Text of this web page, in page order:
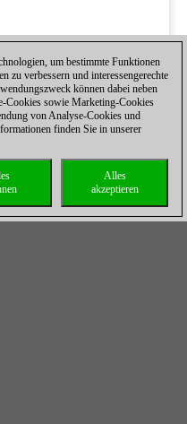
um bestimmte Funktionen
zu verbessern und interessengerechte
können dabei neben
Cookies sowie Marketing-Cookies
von Analyse-Cookies und
finden Sie in unserer
Alles
akzeptieren